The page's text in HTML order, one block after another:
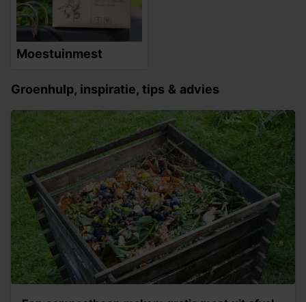
Moestuinmest
Groenhulp, inspiratie, tips & advies